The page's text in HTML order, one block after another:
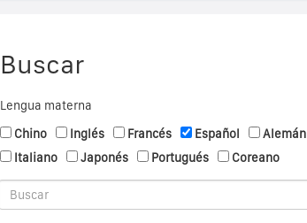
Buscar
Lengua materna
Chino
Inglés Francés Español Alemán
Italiano
Japonés Portugués Coreano